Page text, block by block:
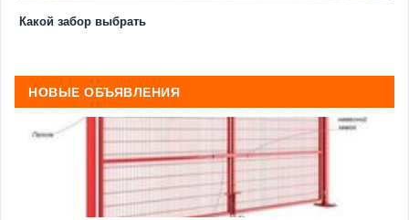
Какой забор выбрать
НОВЫЕ ОБЪЯВЛЕНИЯ